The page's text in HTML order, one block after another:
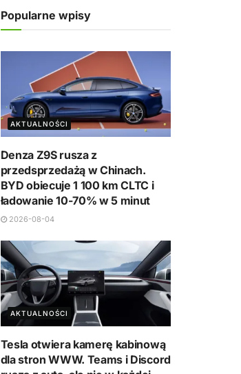
Popularne wpisy
AKTUALNOŚCI
Denza Z9S rusza z
przedsprzedażą w Chinach.
BYD obiecuje 1 100 km CLTC i
ładowanie 10-70% w 5 minut
2026-08-04
AKTUALNOŚCI
Tesla otwiera kamerę kabinową
dla stron WWW. Teams i Discord